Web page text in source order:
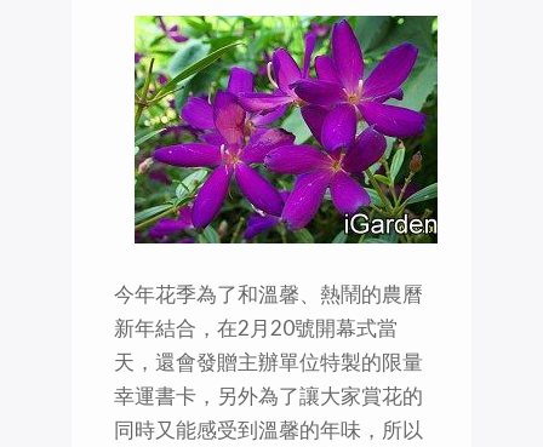
今年花季為了和溫馨、熱鬧的農曆
新年結合，在2月20號開幕式當
天，還會發贈主辦單位特製的限量
幸運書卡，另外為了讓大家賞花的
同時又能感受到溫馨的年味，所以